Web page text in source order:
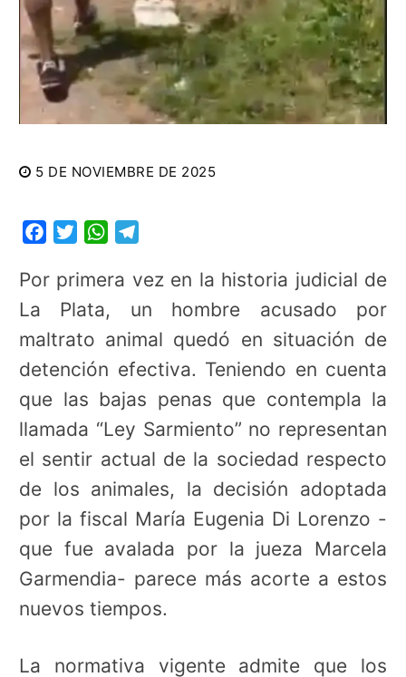
5 DE NOVIEMBRE DE 2025
FacebookTwitterWhatsApp
Por primera vez en la historia judicial de
La Plata, un hombre acusado por
maltrato animal quedó en situación de
detención efectiva. Teniendo en cuenta
que las bajas penas que contempla la
llamada “Ley Sarmiento” no representan
el sentir actual de la sociedad respecto
de los animales, la decisión adoptada
por la fiscal María Eugenia Di Lorenzo -
que fue avalada por la jueza Marcela
Garmendia- parece más acorte a estos
nuevos tiempos.
La normativa vigente admite que los